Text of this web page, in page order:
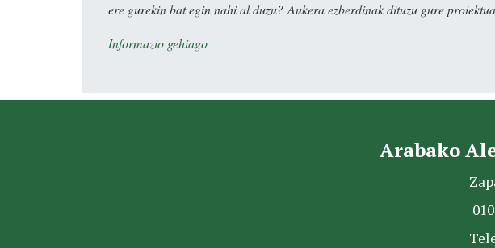
ere gurekin bat egin nahi al duzu? Aukera ezberdinak dituzu gure
Informazio gehiago
Arabako